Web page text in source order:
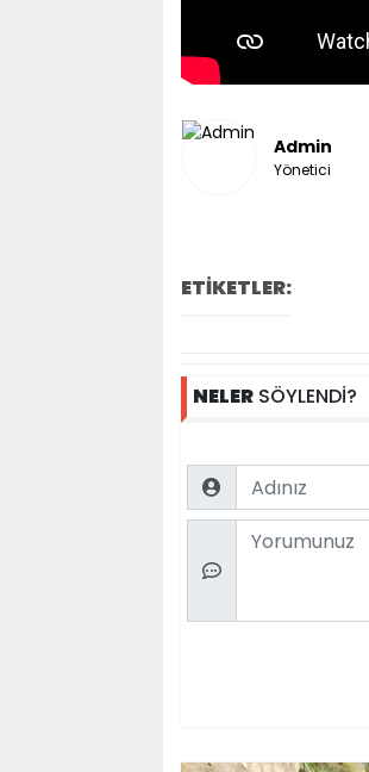
Admin
Yönetici
ETİKETLER:
NELERSÖYLENDİ?
Name
Comment